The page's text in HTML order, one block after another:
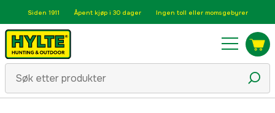
Siden 1911 Åpent kjøp i 30 dager Ingen toll eller momsgebyrer